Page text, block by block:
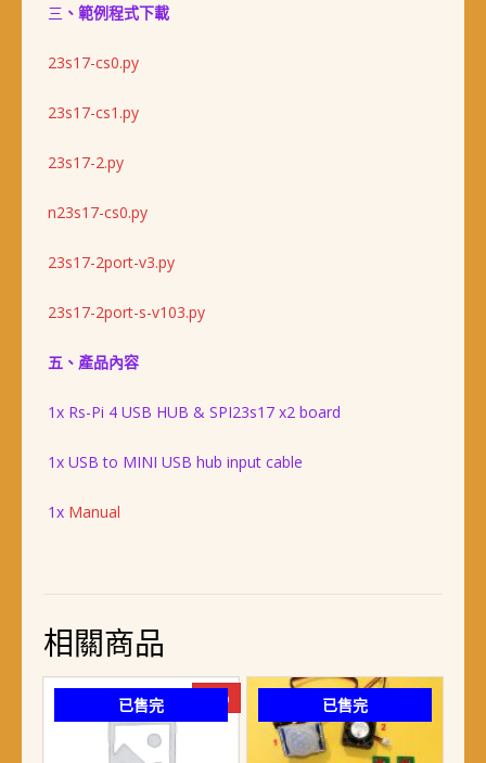
三 、範例程式下載
23s17-cs0.py
23s17-cs1.py
23s17-2.py
n23s17-cs0.py
23s17-2port-v3.py
23s17-2port-s-v103.py
五、產品內容
1x Rs-Pi 4 USB HUB & SPI23s17 x2 board
1x USB to MINI USB hub input cable
1x Manual
相關商品
已售完 -8% 已售完